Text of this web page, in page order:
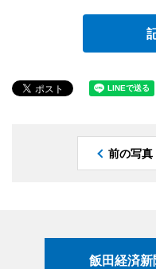
前の写真
飯田経済